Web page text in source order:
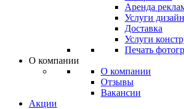
Аренда
Услуги
Доставка
Услуги
Печать
О компании
О компании
Отзывы
Вакансии
Акции